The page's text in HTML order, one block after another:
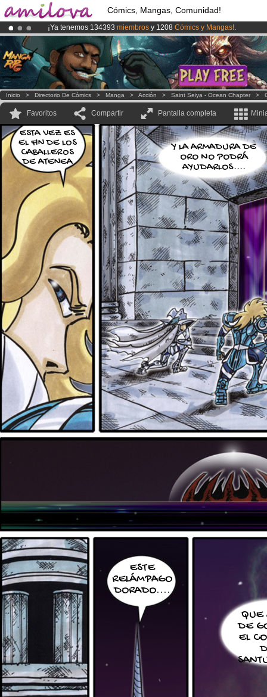
Cómics, Mangas, Comunidad!
¡Ya tenemos 134393 miembros y 1208 Cómics y Mangas!.
¡El Kickstarter Amilova está desormado lanzado!.
¡Conviertete en Premium por3.95 euros al mes!Hazte Premium ya
Inicio > Directorio De Cómics > Manga > Acción > Saint Seiya - Ocean Chapter >
Favoritos Compartir Pantalla completa
ESTA VEZ ES
EL FIN DE LOS
CABALLEROS
DE ATENEA
Y LA ARMADURA DE
ORO NO PODRÁ
AYUDARLOS....
ESTE
RELÁMPAGO
DORADO....
QUE
DE
EL